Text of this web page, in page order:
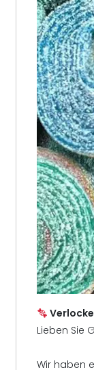
Lieben Sie
Wir haben